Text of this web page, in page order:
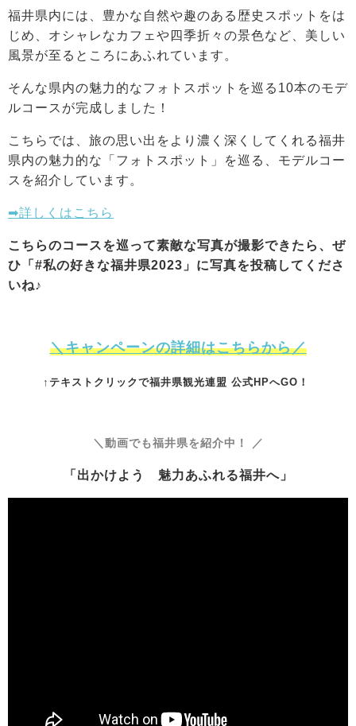
福井県内には、豊かな自然や趣のある歴史スポットをは
じめ、オシャレなカフェや四季折々の景色など、美しい
風景が至るところにあふれています。
そんな県内の魅力的なフォトスポットを巡る10本のモデ
ルコースが完成しました！
こちらでは、旅の思い出をより濃く深くしてくれる福井
県内の魅力的な「フォトスポット」を巡る、モデルコー
スを紹介しています。
➡詳しくはこちら
こちらのコースを巡って素敵な写真が撮影できたら、ぜ
ひ「#私の好きな福井県2023」に写真を投稿してくださ
いね♪
＼キャンペーンの詳細はこちらから／
↑テキストクリックで福井県観光連盟 公式HPへGO！
＼動画でも福井県を紹介中！ ／
「出かけよう 魅力あふれる福井へ」